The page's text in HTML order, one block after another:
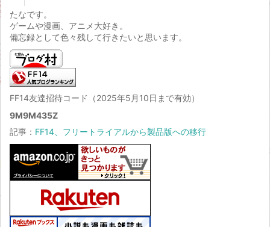
たなです。
ゲームや漫画、アニメ大好き。
備忘録として色々残して行きたいと思います。
FF14友達招待コード（2025年5月10日まで有効）
9M9M435Z
記事： FF14、フリートライアルから製品版への移行